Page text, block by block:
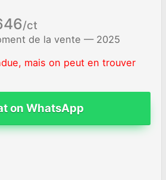
/ct
de la vente — 2025
mais on peut en trouver
on WhatsApp